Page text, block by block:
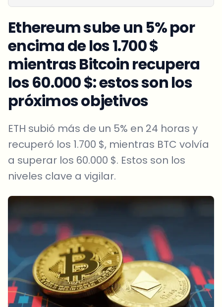
Ethereum sube un 5% por
encima de los 1.700 $
mientras Bitcoin recupera
los 60.000 $: estos son los
próximos objetivos
ETH subió más de un 5% en 24 horas y
recuperó los 1.700 $, mientras BTC volvía
a superar los 60.000 $. Estos son los
niveles clave a vigilar.